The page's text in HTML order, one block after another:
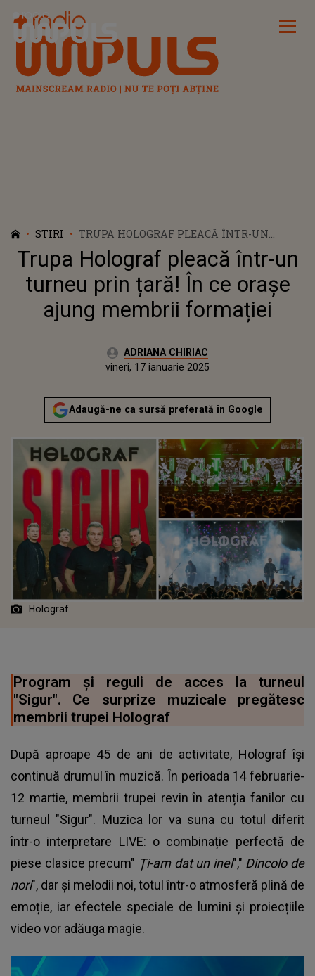
Radio Impuls
STIRI
TRUPA HOLOGRAF PLEACĂ ÎNTR-UN
TURNEU PRIN ȚARĂ! ÎN CE ORAȘE AJUNG
MEMBRII FORMAȚIEI
Trupa Holograf pleacă într-un
turneu prin țară! În ce orașe
ajung membrii formației
Autor:ADRIANA CHIRIAC
vineri, 17 ianuarie 2025Actualizat:
vineri, 17 ianuarie 2025
Adaugă-ne ca sursă preferată în Google
Holograf
Program și reguli de acces la turneul
"Sigur". Ce surprize muzicale pregătesc
membrii trupei Holograf
După aproape 45 de ani de activitate, Holograf își
continuă drumul în muzică. În perioada 14 februarie-
12 martie, membrii trupei revin în atenția fanilor cu
turneul "Sigur". Muzica lor va suna cu totul diferit
într-o interpretare LIVE: o combinație perfectă de
piese clasice precum" Ți-am dat un inel"," Dincolo de
nori", dar și melodii noi, totul într-o atmosferă plină de
emoție, iar efectele speciale de lumini și proiecțiile
video vor adăuga magie.